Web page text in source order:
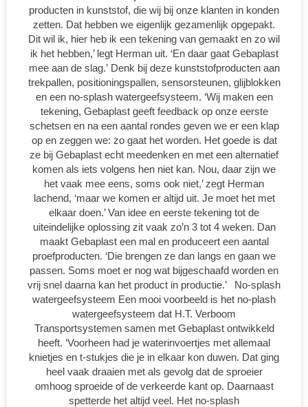
producten in kunststof, die wij bij onze klanten in konden
zetten. Dat hebben we eigenlijk gezamenlijk opgepakt.
Dit wil ik, hier heb ik een tekening van gemaakt en zo wil
ik het hebben,’ legt Herman uit. ‘En daar gaat Gebaplast
mee aan de slag.’ Denk bij deze kunststofproducten aan
trekpallen, positioningspallen, sensorsteunen, glijblokken
en een no-splash watergeefsysteem. ‘Wij maken een
tekening, Gebaplast geeft feedback op onze eerste
schetsen en na een aantal rondes geven we er een klap
op en zeggen we: zo gaat het worden. Het goede is dat
ze bij Gebaplast echt meedenken en met een alternatief
komen als iets volgens hen niet kan. Nou, daar zijn we
het vaak mee eens, soms ook niet,’ zegt Herman
lachend, ‘maar we komen er altijd uit. Je moet het met
elkaar doen.’ Van idee en eerste tekening tot de
uiteindelijke oplossing zit vaak zo’n 3 tot 4 weken. Dan
maakt Gebaplast een mal en produceert een aantal
proefproducten. ‘Die brengen ze dan langs en gaan we
passen. Soms moet er nog wat bijgeschaafd worden en
vrij snel daarna kan het product in productie.’ No-splash
watergeefsysteem Een mooi voorbeeld is het no-plash
watergeefsysteem dat H.T. Verboom
Transportsystemen samen met Gebaplast ontwikkeld
heeft. ‘Voorheen had je waterinvoertjes met allemaal
knietjes en t-stukjes die je in elkaar kon duwen. Dat ging
heel vaak draaien met als gevolg dat de sproeier
omhoog sproeide of de verkeerde kant op. Daarnaast
spetterde het altijd veel. Het no-splash